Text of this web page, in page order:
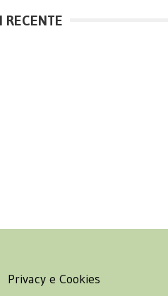
RECENTE
Privacy e Cookies